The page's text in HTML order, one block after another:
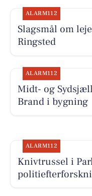
ALARM112
Slagsmål om
Ringsted
ALARM112
Midt- og
Brand i bygning
ALARM112
Knivtrussel i